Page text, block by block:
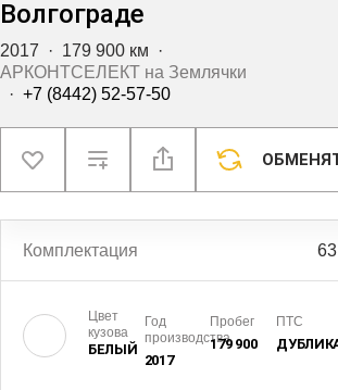
Волгограде
2017 · 179 900 км ·
АРКОНТСЕЛЕКТ на Землячки
· +7 (8442) 52-57-50
Комплектация
Цвет
кузова
БЕЛЫЙ
Год
производства
2017
Пробег
179 900
ПТС